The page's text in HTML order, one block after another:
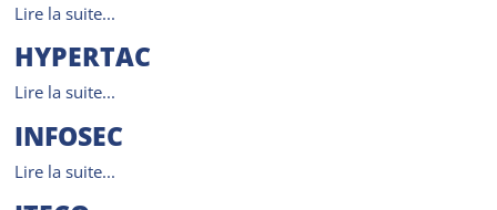
Lire la suite...
HYPERTAC
Lire la suite...
INFOSEC
Lire la suite...